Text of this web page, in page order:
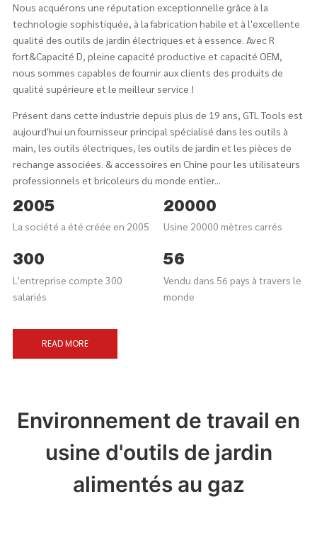
Nous acquérons une réputation exceptionnelle grâce à la
technologie sophistiquée, à la fabrication habile et à l'excellente
qualité des outils de jardin électriques et à essence. Avec R
fort&Capacité D, pleine capacité productive et capacité OEM,
nous sommes capables de fournir aux clients des produits de
qualité supérieure et le meilleur service !
Présent dans cette industrie depuis plus de 19 ans, GTL Tools est
aujourd'hui un fournisseur principal spécialisé dans les outils à
main, les outils électriques, les outils de jardin et les pièces de
rechange associées. & accessoires en Chine pour les utilisateurs
professionnels et bricoleurs du monde entier...
2005
La société a été créée en 2005
20000
Usine 20000 mètres carrés
300
L'entreprise compte 300
salariés
56
Vendu dans 56 pays à travers le
monde
READ MORE
Environnement de travail en
usine d'outils de jardin
alimentés au gaz